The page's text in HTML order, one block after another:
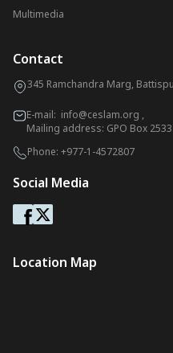
Multimedia
Contact
345 Ramchandra Marg,
E-mail: info@ceslam.org ,
Mailing address: GPO Box
Phone: +977-1-4572807
Social Media
Location Map